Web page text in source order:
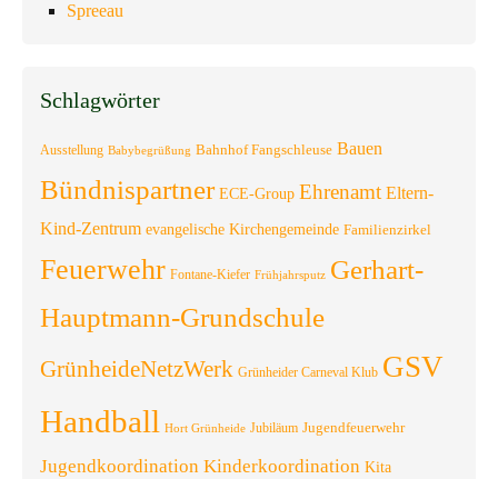
Spreeau
Schlagwörter
Ausstellung Babybegrüßung Bahnhof Fangschleuse Bauen
Bündnispartner ECE-Group Ehrenamt Eltern-
Kind-Zentrum evangelische Kirchengemeinde Familienzirkel
Feuerwehr Fontane-Kiefer Frühjahrsputz Gerhart-
Hauptmann-Grundschule
GrünheideNetzWerk Grünheider Carneval Klub GSV
Handball Hort Grünheide Jubiläum Jugendfeuerwehr
Jugendkoordination Kinderkoordination Kita